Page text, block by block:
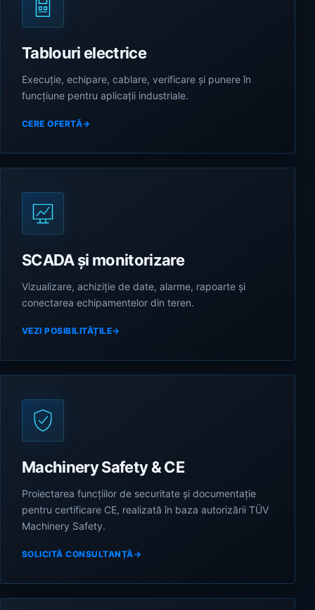
Tablouri electrice
Execuție, echipare, cablare, verificare și punere în
funcțiune pentru aplicații industriale.
CERE OFERTĂ→
SCADA și monitorizare
Vizualizare, achiziție de date, alarme, rapoarte și
conectarea echipamentelor din teren.
VEZI POSIBILITĂȚILE→
Machinery Safety & CE
Proiectarea funcțiilor de securitate și documentație
pentru certificare CE, realizată în baza autorizării TÜV
Machinery Safety.
SOLICITĂ CONSULTANȚĂ→